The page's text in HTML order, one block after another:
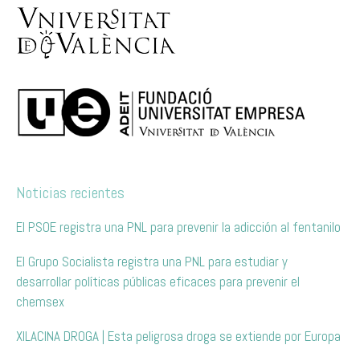
Noticias recientes
El PSOE registra una PNL para prevenir la adicción al fentanilo
El Grupo Socialista registra una PNL para estudiar y
desarrollar políticas públicas eficaces para prevenir el
chemsex
XILACINA DROGA | Esta peligrosa droga se extiende por Europa